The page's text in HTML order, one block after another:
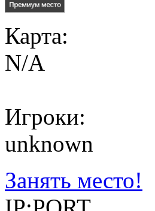
Карта:
N/A
Игроки:
unknown
Занять место!